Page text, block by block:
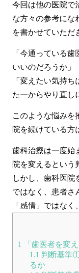
医師紹介
医院紹介
アクセス
よくあるご質
採用情報
今回は他の医院で
な方々の参考にな
を書かせていただ
「今通っている
いいのだろうか」
「変えたい気持
た一からやり直し
このような悩みを
院を続けている方
歯科治療は一度始
院を変えるという
しかし、 歯科医院
ではなく、患者さ
「感情」ではな
1
「歯医者を変
1.1 判断基準
るか